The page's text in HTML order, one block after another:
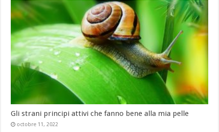
Gli strani principi attivi che fanno bene alla mia pelle
octobre 11, 2022